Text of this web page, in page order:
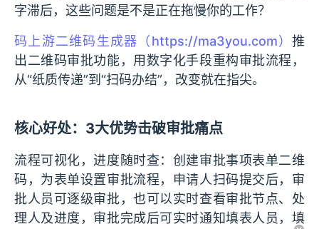
字滞后，这些问题是不是正在拖慢你的工作？
码上游二维码生成器（https://ma3you.com） 推
出二维码审批功能，用数字化手段重构审批流程，
从“纸质传递”到“扫码办结”，改变就在指尖。
核心好处：3大优势击破审批痛点
流程可视化，进度随时查：创建审批事项表单二维
码，为表单设置审批流程，申请人扫码提交后，审
批人员可逐级审批，也可以实时查看审批节点、处
理人及进度，审批完成后可实时通知填表人员，填